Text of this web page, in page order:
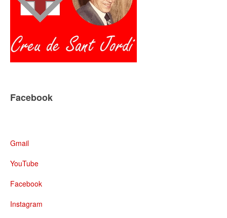
Facebook
Gmail
YouTube
Facebook
Instagram